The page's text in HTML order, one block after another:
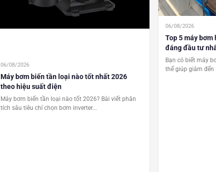
06/08/2026
Máy bơm biến tần loại nào tốt nhất 2026
theo hiệu suất điện
Máy bơm biến tần loại nào tốt 2026? Bài viết phân
tích sâu tiêu chí chọn bơm inverter...
06/08/2026
Top 5 máy
đáng đầu tư
Bạn có biết máy
thể giúp giảm đến